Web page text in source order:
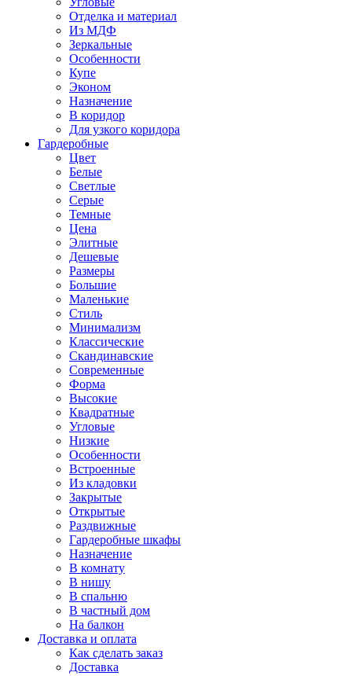
Отделка и материал
Из МДФ
Зеркальные
Особенности
Купе
Эконом
Назначение
В коридор
Для узкого коридора
Гардеробные
Цвет
Белые
Светлые
Серые
Темные
Цена
Элитные
Дешевые
Размеры
Большие
Маленькие
Стиль
Минимализм
Классические
Скандинавские
Современные
Форма
Высокие
Квадратные
Угловые
Низкие
Особенности
Встроенные
Из кладовки
Закрытые
Открытые
Раздвижные
Гардеробные шкафы
Назначение
В комнату
В нишу
В спальню
В частный дом
На балкон
Доставка и оплата
Как сделать заказ
Доставка